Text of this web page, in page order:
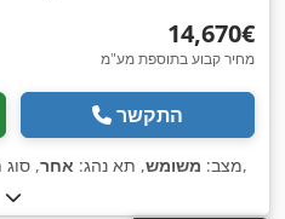
‏14,670 ‏€
מחיר קבוע בתוספת מע"מ
התקשר
מצב: משומש, תא נהג: אחר, ,